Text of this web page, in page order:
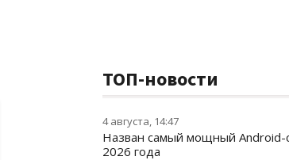
ТОП-новости
4 августа, 14:47
Назван самый мощный Android-
2026 года